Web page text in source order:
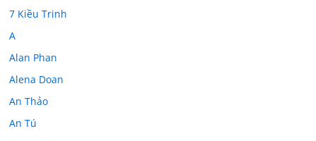
7 Kiều Trinh
A
Alan Phan
Alena Doan
An Thảo
An Tú